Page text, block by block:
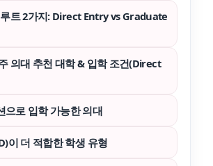
트 2가지: Direct Entry vs Graduate
의대 추천 대학 & 입학 조건(Direct
으로 입학 가능한 의대
이 더 적합한 학생 유형